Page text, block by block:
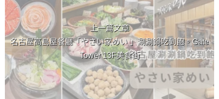
上一篇文章
名古屋高島屋餐廳「やさい家めい 」涮涮鍋吃到飽。Gate
Tower 13F美食街